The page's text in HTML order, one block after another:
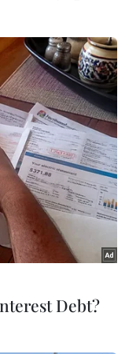
có bước đi
thầm
vậy, cuộc sống
chúng ta xa
cả đó./.
(Vietnam+)
Debt?